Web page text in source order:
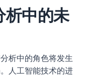
析中的未
析中的角色将发生
人工智能技术的进